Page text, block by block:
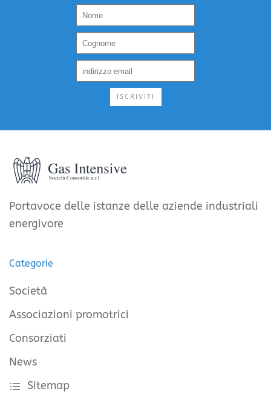
ISCRIVITI
Portavoce delle istanze delle aziende industriali
energivore
Categorie
Società
Associazioni promotrici
Consorziati
News
Sitemap